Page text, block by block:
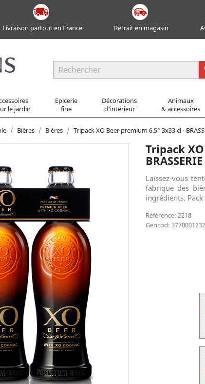
Livraison partout en France Retrait en magasin
le jardin
Epicerie
fine
Décorations
d'intérieur
Animaux
& accessoires
Bières Bières Tripack XO Beer premium 6.5° 3x33 cl -
Tripack
Laissez-vous
fabrique des
ingrédients. Pack
Référence: 2218
Gencod: